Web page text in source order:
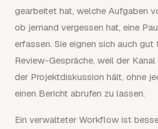
gearbeitet hat, welche Aufgaben
ob jemand vergessen hat, eine
erfassen. Sie eignen sich auch
Review-Gespräche, weil der
der Projektdiskussion hält, ohne
einen Bericht abrufen zu lassen.
Ein verwalteter Workflow ist